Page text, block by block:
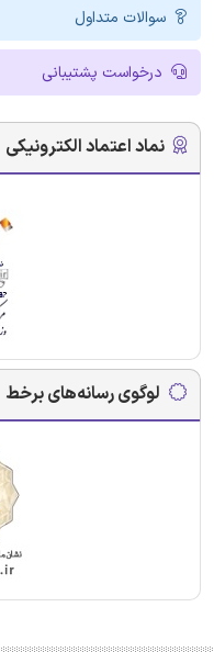
سوالات متداول
درخواست پشتیبانی
نماد اعتماد الکترونیکی
لوگوی رسانه‌های برخط